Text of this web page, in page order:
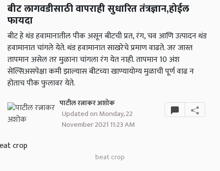
बीट लागवडीसाठी वापराही सुधारित तंत्रज्ञान,होईल
फायदा
बीट हे थंड हवामानातील पीक असून बीटची प्रत, रंग, चव आणि उत्पादन थंड
हवामानात चांगले येते. थंड हवामानात साखरेचे प्रमाण वाढते. जर जास्त
तापमान असेल तर मुळाना चांगला रंग येत नाही. तापमान 10 अंश
सेल्सिअसपेक्षा कमी झाल्यास बीटच्या खाण्यायोग्य मुळाची पूर्ण वाढ न
होताच पीक फुलावर येते.
पाटील रत्नाकर अशोक
Updated on Monday, 22
November 2021 11:23 AM
beat crop